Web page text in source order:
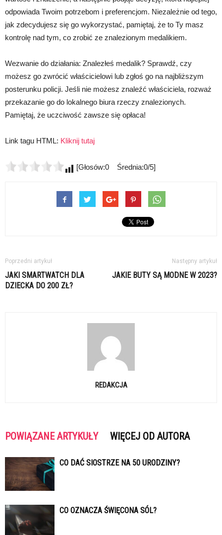
odpowiada Twoim potrzebom i preferencjom. Niezależnie od tego,
jak zdecydujesz się go wykorzystać, pamiętaj, że to Ty masz
kontrolę nad tym, co zrobić ze znalezionym medalikiem.
Wezwanie do działania: Znalezłeś medalik? Sprawdź, czy
możesz go zwrócić właścicielowi lub zgłoś go na najbliższym
posterunku policji. Jeśli nie możesz znaleźć właściciela, rozważ
przekazanie go do lokalnego biura rzeczy znalezionych.
Pamiętaj, że uczciwość zawsze się opłaca!
Link tagu HTML: Kliknij tutaj
[Głosów:0 Średnia:0/5]
Poprzedni artykuł
JAKI SMARTWATCH DLA
DZIECKA DO 200 ZŁ?
Następny artykuł
JAKIE BUTY SĄ MODNE W 2023?
REDAKCJA
POWIĄZANE ARTYKUŁY WIĘCEJ OD AUTORA
CO DAĆ SIOSTRZE NA 50 URODZINY?
CO OZNACZA ŚWIĘCONA SÓL?